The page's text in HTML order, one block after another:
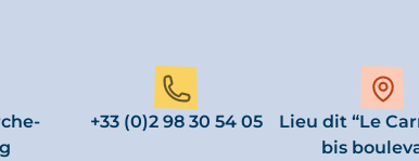
+33 (0)2 98 30 54 05
Lieu dit “Le
bis